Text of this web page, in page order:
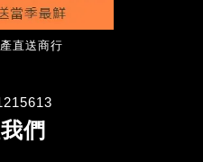
直送商行
們